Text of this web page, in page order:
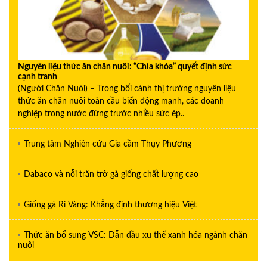
Nguyên liệu thức ăn chăn nuôi: “Chìa khóa” quyết định sức
cạnh tranh
(Người Chăn Nuôi) – Trong bối cảnh thị trường nguyên liệu
thức ăn chăn nuôi toàn cầu biến động mạnh, các doanh
nghiệp trong nước đứng trước nhiều sức ép..
Trung tâm Nghiên cứu Gia cầm Thụy Phương
Dabaco và nỗi trăn trở gà giống chất lượng cao
Giống gà Ri Vàng: Khẳng định thương hiệu Việt
Thức ăn bổ sung VSC: Dẫn đầu xu thế xanh hóa ngành chăn
nuôi